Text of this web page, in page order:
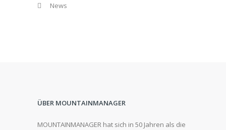
News
ÜBER MOUNTAINMANAGER
MOUNTAINMANAGER hat sich in 50 Jahren als die